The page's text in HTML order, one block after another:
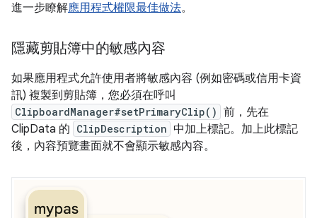
進一步瞭解應用程式權限最佳做法。
隱藏剪貼簿中的敏感內容
如果應用程式允許使用者將敏感內容 (例如密碼或信用卡資
訊) 複製到剪貼簿，您必須在呼叫
ClipboardManager#setPrimaryClip() 前，先在
ClipData 的 ClipDescription 中加上標記。加上此標記
後，內容預覽畫面就不會顯示敏感內容。